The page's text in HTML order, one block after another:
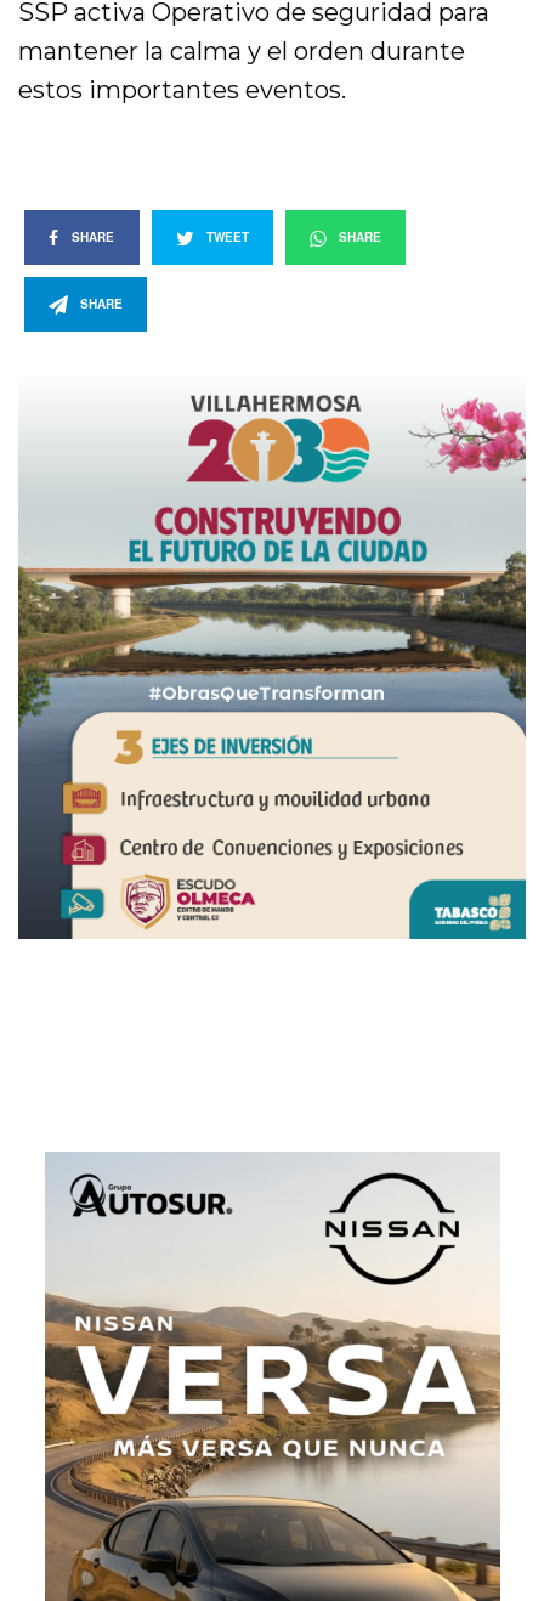
SSP activa Operativo de seguridad para
mantener la calma y el orden durante
estos importantes eventos.
SHARE TWEET SHARE
SHARE